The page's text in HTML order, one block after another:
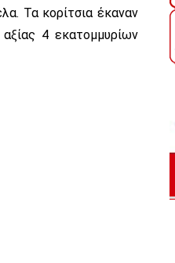
Τα κορίτσια έκαναν
4 εκατομμυρίων